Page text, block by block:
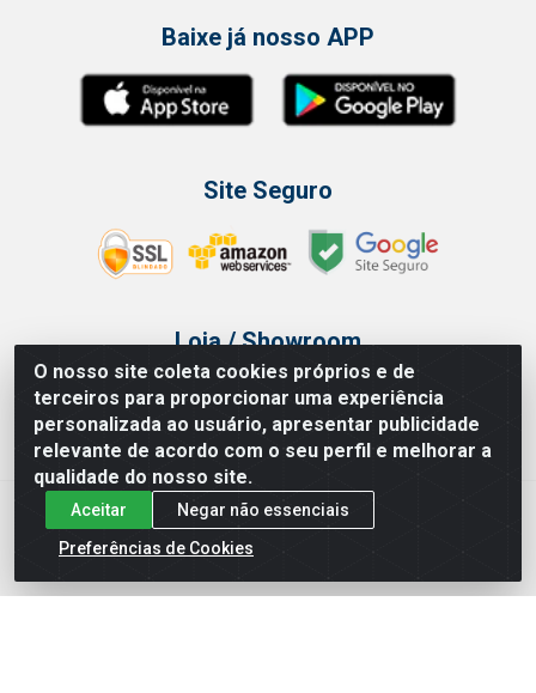
O nosso site coleta cookies próprios e de
terceiros para proporcionar uma experiência
personalizada ao usuário, apresentar publicidade
relevante de acordo com o seu perfil e melhorar a
qualidade do nosso site.
Aceitar
Negar não essenciais
Preferências de Cookies
Baixe já nosso APP
Site Seguro
Loja / Showroom
Tel.: (11) 3314 6400
Av Vautier, 468 - Pari - São Paulo/SP
Issam Importação e Exportação LTDA - Av. Vautier, 468 - Pari, São
Paulo/ SP - CEP 03032-000 - CNPJ 00.327.385/0003-68